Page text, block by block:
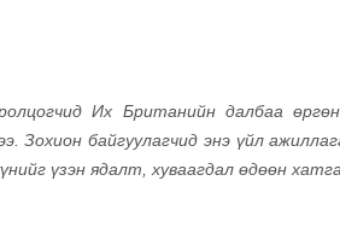
Их Британийн далбаа
Зохион байгуулагчид энэ үйл
үзэн ядалт, хуваагдал өдөөн